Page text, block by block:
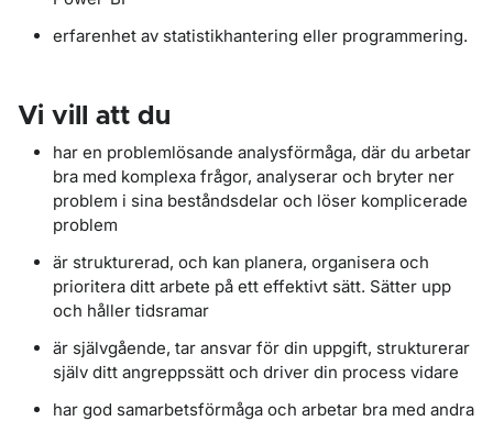
erfarenhet av statistikhantering eller programmering.
Vi vill att du
har en problemlösande analysförmåga, där du arbetar
bra med komplexa frågor, analyserar och bryter ner
problem i sina beståndsdelar och löser komplicerade
problem
är strukturerad, och kan planera, organisera och
prioritera ditt arbete på ett effektivt sätt. Sätter upp
och håller tidsramar
är självgående, tar ansvar för din uppgift, strukturerar
själv ditt angreppssätt och driver din process vidare
har god samarbetsförmåga och arbetar bra med andra